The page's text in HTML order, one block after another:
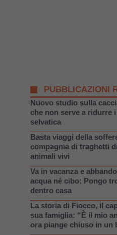
PUBBLICAZIONI
Nuovo studio sulla
che non serve a ridurre
selvatica
Basta viaggi della
compagnia di traghetti
animali vivi
Va in vacanza e
acqua né cibo: Pongo
dentro casa
La storia di Fiocco, il
sua famiglia: “È il mio
ora piange chiuso in un